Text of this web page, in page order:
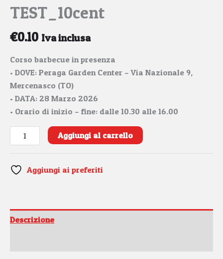
TEST_10cent
€0.10 Iva inclusa
Corso barbecue in presenza
• DOVE: Peraga Garden Center – Via Nazionale 9,
Mercenasco (TO)
• DATA: 28 Marzo 2026
• Orario di inizio – fine: dalle 10.30 alle 16.00
Aggiungi al carrello
Aggiungi ai preferiti
Descrizione